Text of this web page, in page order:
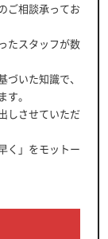
ご相談承ってお
たスタッフが数
いた知識で、
。
しさせていただ
く」をモットー